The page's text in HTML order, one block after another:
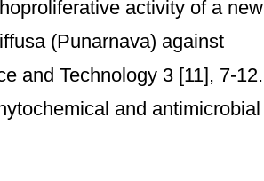
activity of a new
(Punarnava) against
and Technology 3 [11], 7-12.
and antimicrobial